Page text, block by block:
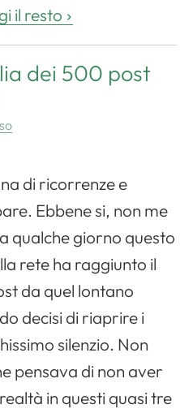
il resto
dei 500 post
di ricorrenze e
Ebbene si, non me
qualche giorno questo
rete ha raggiunto il
da quel lontano
decisi di riaprire i
silenzio. Non
pensava di non aver
in questi quasi tre